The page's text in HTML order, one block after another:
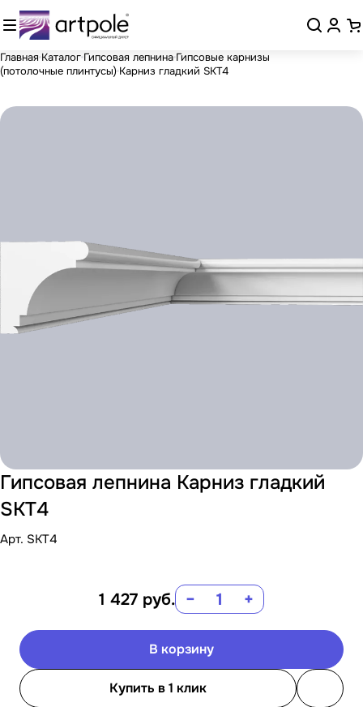
Главная Каталог Гипсовая лепнина Гипсовые карнизы
(потолочные плинтусы) Карниз гладкий SKT4
Гипсовая лепнина Карниз гладкий
SKT4
Арт. SKT4
1 427 руб. − +
В корзину
Купить в 1 клик